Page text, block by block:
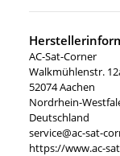
AC-Sat-Corner
Walkmühlenstr.
52074 Aachen
Nordrhein-
Deutschland
service@ac-sat-
https://www.ac-